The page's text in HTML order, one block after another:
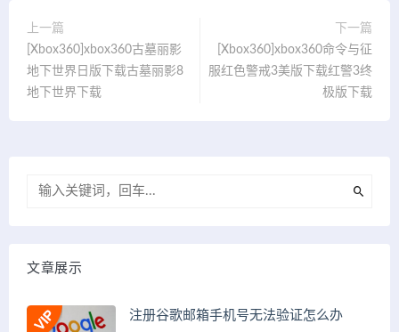
上一篇
[Xbox360]xbox360古墓丽影
地下世界日版下载古墓丽影8
地下世界下载
下一篇
[Xbox360]xbox360命令与征
服红色警戒3美版下载红警3终
极版下载
文章展示
注册谷歌邮箱手机号无法验证怎么办